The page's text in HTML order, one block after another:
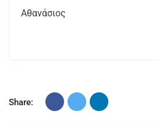
Αθανάσιος
Share: